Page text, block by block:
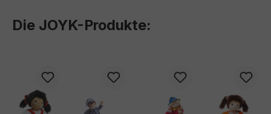
Die JOYK-Produkte: